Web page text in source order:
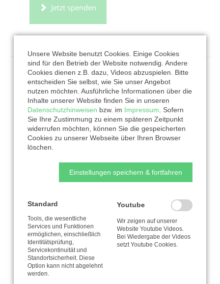
Jetzt spenden
Nachhaltigkeitsziele
Unsere Website benutzt Cookies. Einige Cookies
sind für den Betrieb der Website notwendig. Andere
Cookies dienen z.B. dazu, Videos abzuspielen. Bitte
entscheiden Sie selbst, wie Sie unser Angebot
nutzen möchten. Ausführliche Informationen über die
Inhalte unserer Website finden Sie in unseren
Datenschutzhinweisen bzw. im Impressum . Sofern
Sie Ihre Zustimmung zu einem späteren Zeitpunkt
widerrufen möchten, können Sie die gespeicherten
Cookies zu unserer Webseite über Ihren Browser
löschen.
Einstellungen speichern & fortfahren
Standard
Tools, die wesentliche
Services und Funktionen
ermöglichen, einschließlich
Identitätsprüfung,
Servicekontinuität und
Standortsicherheit. Diese
Option kann nicht abgelehnt
werden.
Youtube
Wir zeigen auf unserer
Website Youtube Videos.
Bei Wiedergabe der Videos
setzt Youtube Cookies.